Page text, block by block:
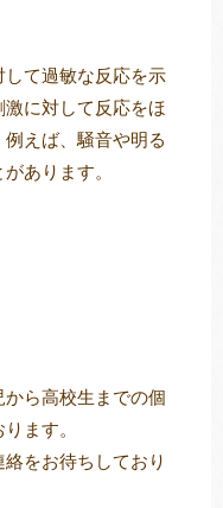
て過敏な反応を示
に対して反応をほ
えば、騒音や明る
あります。
ら高校生までの個
ます。
をお待ちしており